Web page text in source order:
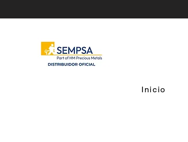
Inicio